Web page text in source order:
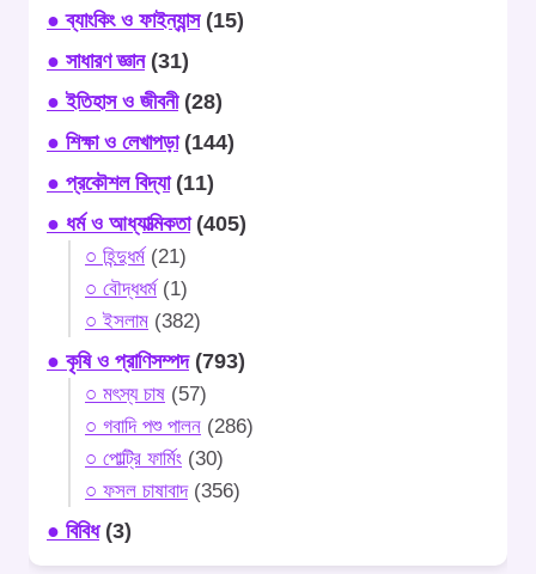
● ব্যাংকিং ও ফাইন্যান্স(15)
● সাধারণ জ্ঞান(31)
● ইতিহাস ও জীবনী(28)
● শিক্ষা ও লেখাপড়া(144)
● প্রকৌশল বিদ্যা(11)
● ধর্ম ও আধ্যাত্মিকতা(405)
○ হিন্দুধর্ম(21)
○ বৌদ্ধধর্ম(1)
○ ইসলাম (382)
● কৃষি ও প্রাণিসম্পদ(793)
○ মৎস্য চাষ (57)
○ গবাদি পশু পালন (286)
○ পোল্ট্রি ফার্মিং (30)
○ ফসল চাষাবাদ(356)
● বিবিধ(3)